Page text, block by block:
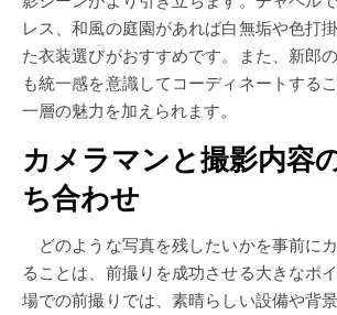
レス、和風の庭園があれば白無垢や色打
た衣装選びがおすすめです。また、新郎
も統一感を意識してコーディネートする
一層の魅力を加えられます。
カメラマンと撮影内容
ち合わせ
どのような写真を残したいかを事前に
ることは、前撮りを成功させる大きなポ
場での前撮りでは、素晴らしい設備や背